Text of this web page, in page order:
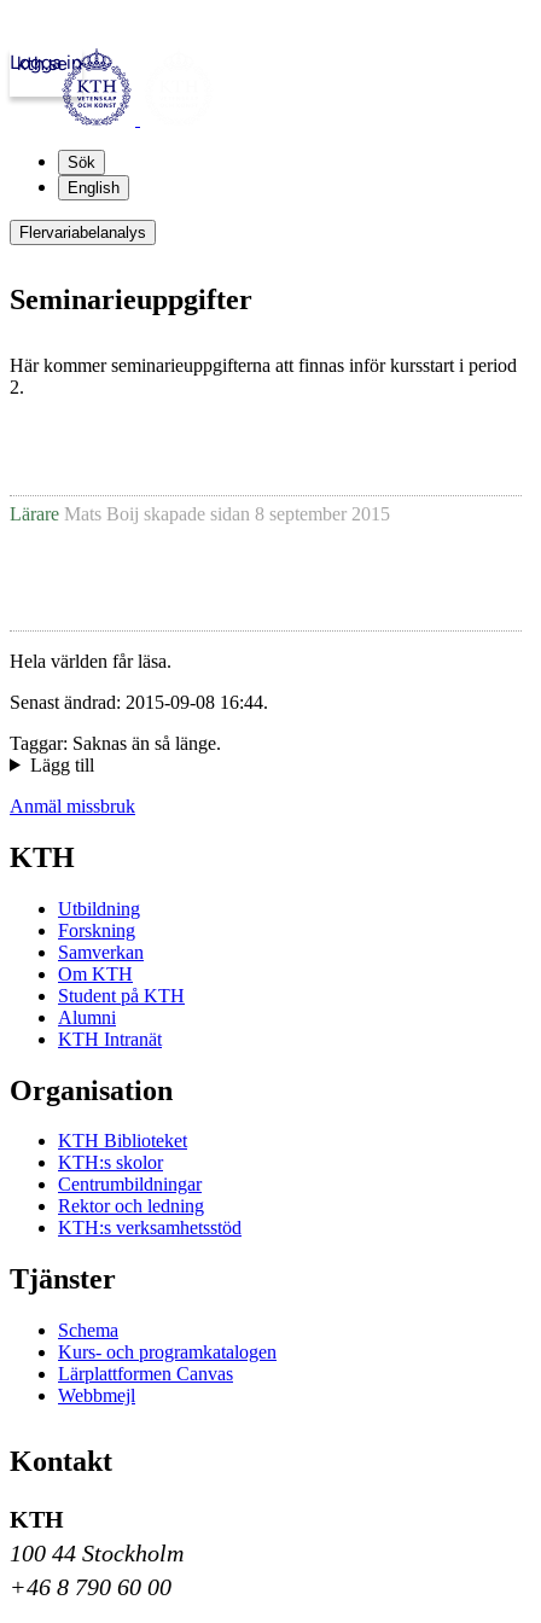
kth.se
Logga in
Sök
English
Flervariabelanalys
Seminarieuppgifter
Här kommer seminarieuppgifterna att finnas inför kursstart i period
2.
Lärare Mats Boij skapade sidan 8 september 2015
Hela världen får läsa.
Senast ändrad: 2015-09-08 16:44.
Taggar: Saknas än så länge.
Lägg till
Anmäl missbruk
KTH
Utbildning
Forskning
Samverkan
Om KTH
Student på KTH
Alumni
KTH Intranät
Organisation
KTH Biblioteket
KTH:s skolor
Centrumbildningar
Rektor och ledning
KTH:s verksamhetsstöd
Tjänster
Schema
Kurs- och programkatalogen
Lärplattformen Canvas
Webbmejl
Kontakt
KTH
100 44 Stockholm
+46 8 790 60 00